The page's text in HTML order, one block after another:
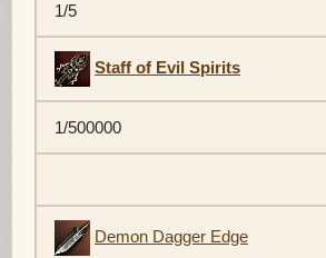
1/5
Staff of Evil Spirits
1/500000
Demon Dagger Edge